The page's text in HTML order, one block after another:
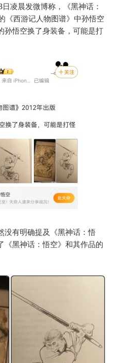
凌晨发微博称，《黑神话：
《西游记人物图谱》中孙悟空
孙悟空换了身装备，可能是打
没有明确提及《黑神话：悟
《黑神话：悟空》和其作品的